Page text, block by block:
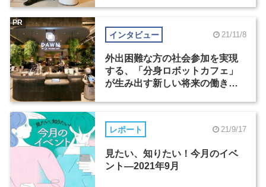
インタビュー 21/11/8
外出困難な方の社会参加を実現
する、「分身ロボットカフェ」
が生み出す新しい将来の働き方
PR
レポート 21/9/17
見たい、知りたい！今月のイベ
ント―2021年9月